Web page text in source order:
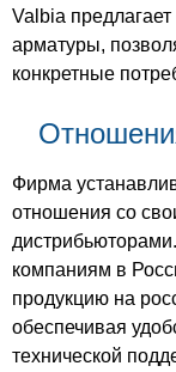
Valbia
арматуры,
конкретные
Фирма
отношения со
компаниям в
продукцию на
обеспечивая
технической